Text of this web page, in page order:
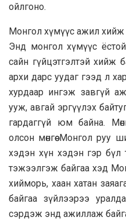
ойлгоно.
Монгол хүмүүс ажил хийж
Энд монгол хүмүүс
сайн гүйцэтгэлтэй хийж
архи дарс уудаг гээд л
хурдаар ингэж завгүй
ууж, авгай эргүүлэх
гардаггүй юм байна.
олсон мѳнгѳѳ Монгол руу
хэдэн хүн хэдэн гэр бүл
тэжээлгэж байгаа хэд
хийморь, хаан хатан
байгаа зүйлээрээ
сэрдэж энд ажиллаж